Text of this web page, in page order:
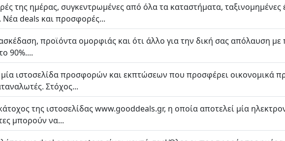
της ημέρας, συγκεντρωμένες από όλα τα καταστήματα,
Νέα deals και προσφορές...
προϊόντα ομορφιάς και ότι άλλο για την δική σας απόλαυση
90%....
ιστοσελίδα προσφορών και εκπτώσεων που προσφέρει οικονομικά
Στόχος...
της ιστοσελίδας www.gooddeals.gr, η οποία αποτελεί μία
μπορούν να...